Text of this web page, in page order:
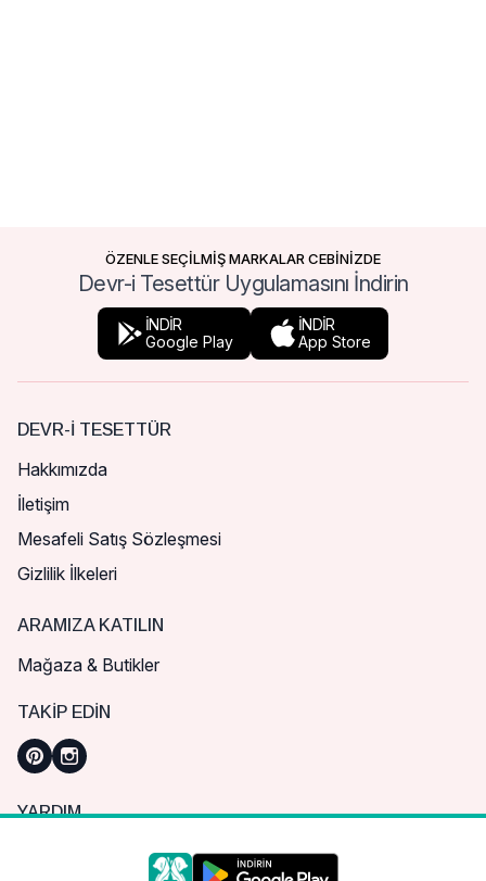
ÖZENLE SEÇİLMİŞ MARKALAR CEBİNİZDE
Devr-i Tesettür Uygulamasını İndirin
İNDİR
Google Play
İNDİR
App Store
DEVR-I TESETTÜR
Hakkımızda
İletişim
Mesafeli Satış Sözleşmesi
Gizlilik İlkeleri
ARAMIZA KATILIN
Mağaza & Butikler
TAKIP EDIN
YARDIM
Sık Sorulan Sorular